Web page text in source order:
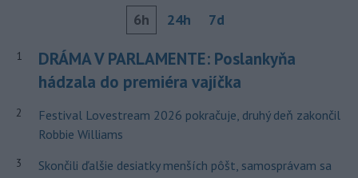
6h 24h 7d
1
DRÁMA V PARLAMENTE: Poslankyňa
hádzala do premiéra vajíčka
2
Festival Lovestream 2026 pokračuje, druhý deň zakončil
Robbie Williams
3
Skončili ďalšie desiatky menších pôšt, samosprávam sa